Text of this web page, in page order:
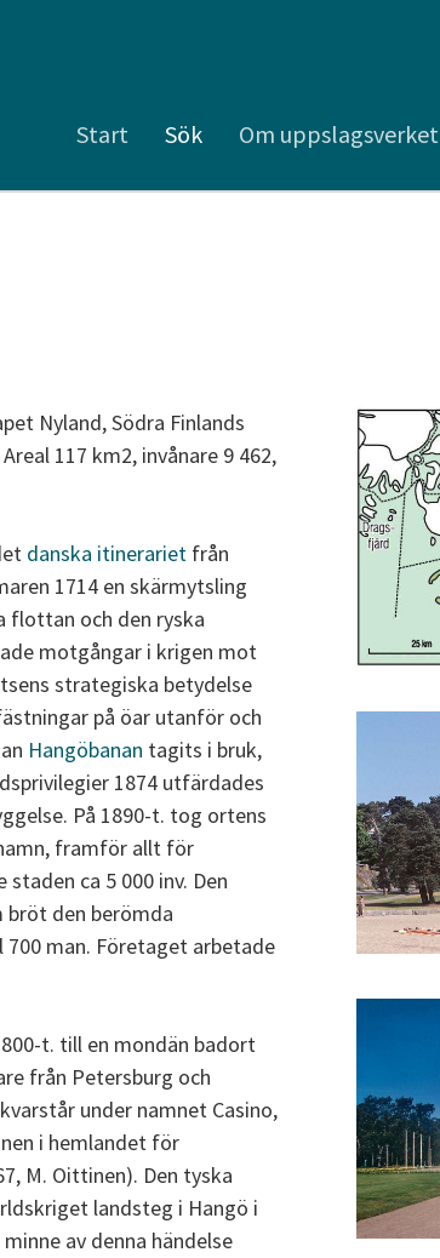
Start Sök Om uppslagsverket
Nyland, Södra Finlands
117 km2, invånare 9 462,
danska itinerariet från
1714 en skärmytsling
flottan och den ryska
motgångar i krigen mot
strategiska betydelse
på öar utanför och
Hangöbanan tagits i bruk,
1874 utfärdades
På 1890-t. tog ortens
framför allt för
ca 5 000 inv. Den
bröt den berömda
man. Företaget arbetade
t. till en mondän badort
från Petersburg och
under namnet Casino,
i hemlandet för
M. Oittinen). Den tyska
landsteg i Hangö i
av denna händelse